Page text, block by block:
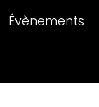
Évènements